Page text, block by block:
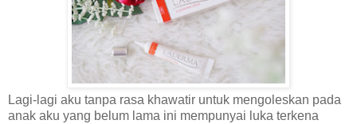
Lagi-lagi aku tanpa rasa khawatir untuk mengoleskan pada
anak aku yang belum lama ini mempunyai luka terkena